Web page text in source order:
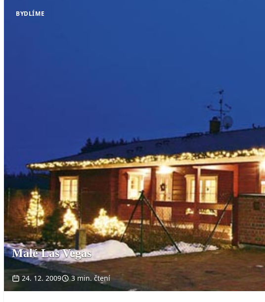
BYDLÍME
Malé Las Vegas
24. 12. 2009 3 min. čtení